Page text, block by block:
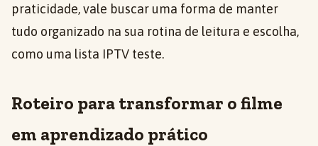
praticidade, vale buscar uma forma de manter
tudo organizado na sua rotina de leitura e escolha,
como uma lista IPTV teste.
Roteiro para transformar o filme
em aprendizado prático